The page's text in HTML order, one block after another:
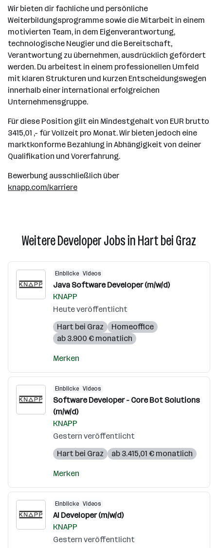
Wir bieten dir fachliche und persönliche
Weiterbildungsprogramme sowie die Mitarbeit in einem
motivierten Team, in dem Eigenverantwortung,
technologische Neugier und die Bereitschaft,
Verantwortung zu übernehmen, ausdrücklich gefördert
werden. Du arbeitest in einem professionellen Umfeld
mit klaren Strukturen und kurzen Entscheidungswegen
innerhalb einer international erfolgreichen
Unternehmensgruppe.
Für diese Position gilt ein Mindestgehalt von EUR brutto
3415,01 ,- für Vollzeit pro Monat. Wir bieten jedoch eine
marktkonforme Bezahlung in Abhängigkeit von deiner
Qualifikation und Vorerfahrung.
Bewerbung ausschließlich über
knapp.com/karriere
Weitere Developer Jobs in Hart bei Graz
Einblicke Videos
Java Software Developer (m/w/d)
KNAPP
Heute veröffentlicht
Hart bei Graz
Homeoffice
ab 3.900 € monatlich
Merken
Einblicke Videos
Software Developer - Core Bot Solutions
(m/w/d)
KNAPP
Gestern veröffentlicht
Hart bei Graz
ab 3.415,01 € monatlich
Merken
Einblicke Videos
AI Developer (m/w/d)
KNAPP
Gestern veröffentlicht